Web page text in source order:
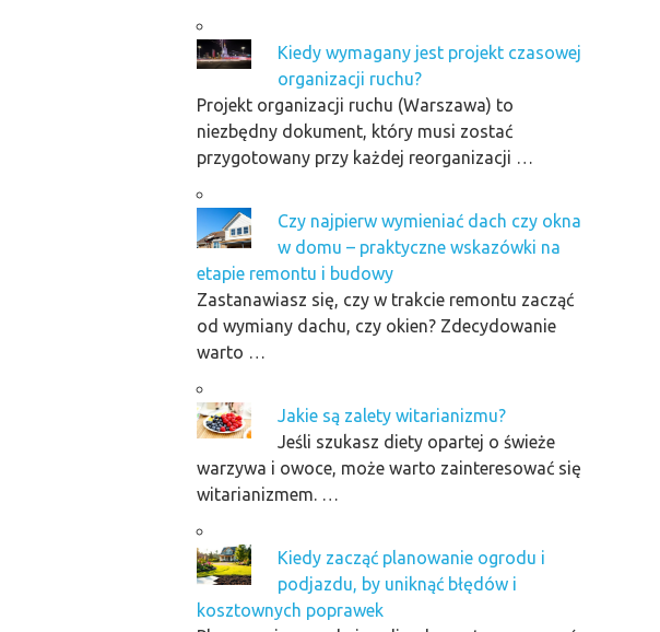
Kiedy wymagany jest projekt czasowej
organizacji ruchu?
Projekt organizacji ruchu (Warszawa) to
niezbędny dokument, który musi zostać
przygotowany przy każdej reorganizacji …
Czy najpierw wymieniać dach czy okna
w domu – praktyczne wskazówki na
etapie remontu i budowy
Zastanawiasz się, czy w trakcie remontu zacząć
od wymiany dachu, czy okien? Zdecydowanie
warto …
Jakie są zalety witarianizmu?
Jeśli szukasz diety opartej o świeże
warzywa i owoce, może warto zainteresować się
witarianizmem. …
Kiedy zacząć planowanie ogrodu i
podjazdu, by uniknąć błędów i
kosztownych poprawek